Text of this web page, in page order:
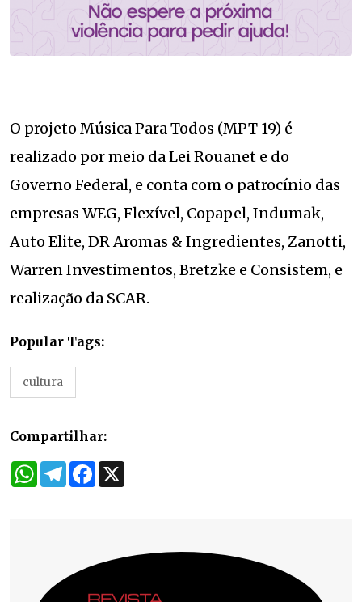
O projeto Música Para Todos (MPT 19) é
realizado por meio da Lei Rouanet e do
Governo Federal, e conta com o patrocínio das
empresas WEG, Flexível, Copapel, Indumak,
Auto Elite, DR Aromas & Ingredientes, Zanotti,
Warren Investimentos, Bretzke e Consistem, e
realização da SCAR.
Popular Tags:
cultura
Compartilhar:
WhatsApp
TelegramFacebook